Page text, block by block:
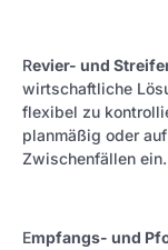
Revier- und
wirtschaftliche
flexibel zu
planmäßig oder
Zwischenfällen ein.
Empfangs- und